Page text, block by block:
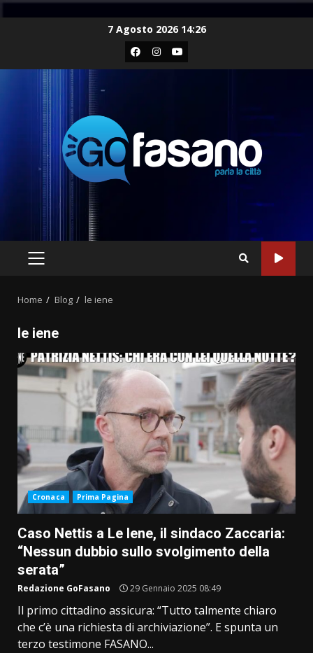
7 Agosto 2026 14:26
Facebook
Instagram
Youtube
PRIMARY
Home Blog le iene
le iene
Cronaca Prima Pagina
Caso Nettis a Le Iene, il sindaco Zaccaria:
“Nessun dubbio sullo svolgimento della
serata”
Redazione GoFasano 29 Gennaio 2025 08:49
Il primo cittadino assicura: “Tutto talmente chiaro
che c’è una richiesta di archiviazione”. E spunta un
terzo testimone FASANO...